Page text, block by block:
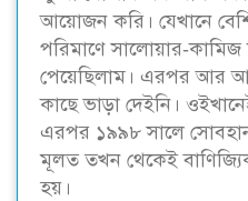
আয়োজন করি। যেখানে
পরিমাণে সালোয়ার-
পেয়েছিলাম। এরপর আর
কাছে ভাড়া দেইনি।
এরপর ১৯৯৮ সালে
মূলত তখন থেকেই
হয়।